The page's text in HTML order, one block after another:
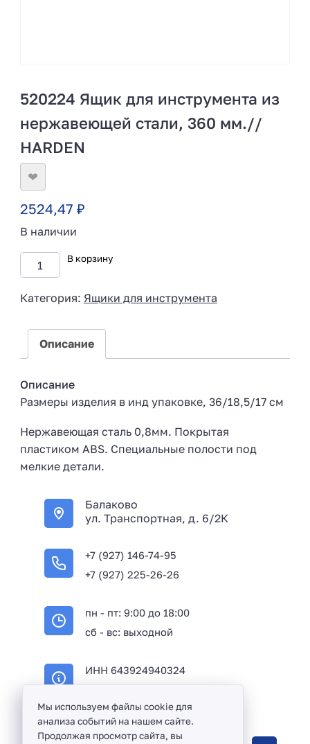
520224 Ящик для инструмента из
нержавеющей стали, 360 мм.//
HARDEN
❤
2524,47 ₽
В наличии
В корзину
Категория: Ящики для инструмента
Описание
Описание
Размеры изделия в инд упаковке, 36/18,5/17 см
Нержавеющая сталь 0,8мм. Покрытая
пластиком ABS. Специальные полости под
мелкие детали.
Балаково
ул. Транспортная, д. 6/2К
+7 (927) 146-74-95
+7 (927) 225-26-26
пн - пт: 9:00 до 18:00
сб - вс: выходной
ИНН 643924940324
Мы используем файлы cookie для
анализа событий на нашем сайте.
Продолжая просмотр сайта, вы